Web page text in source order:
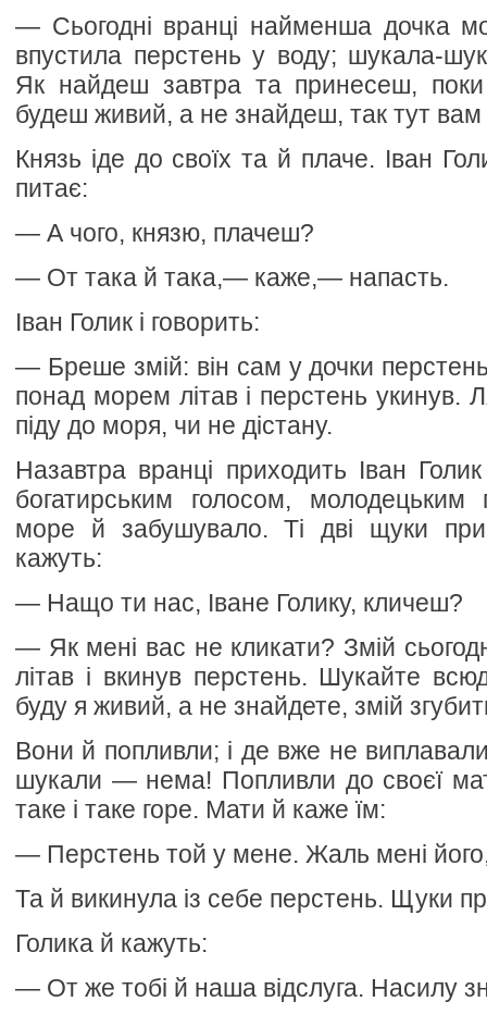
— Сьогодні вранці найменша дочка
впустила перстень у воду; шукала-
Як найдеш завтра та принесеш, поки
будеш живий, а не знайдеш, так тут вам
Князь іде до своїх та й плаче. Іван
питає:
— А чого, князю, плачеш?
— От така й така,— каже,— напасть.
Іван Голик і говорить:
— Бреше змій: він сам у дочки перстень
понад морем літав і перстень укинув.
піду до моря, чи не дістану.
Назавтра вранці приходить Іван
богатирським голосом,
море й забушувало. Ті дві щуки
кажуть:
— Нащо ти нас, Іване Голику, кличеш?
— Як мені вас не кликати? Змій
літав і вкинув перстень. Шукайте
буду я живий, а не знайдете, змій
Вони й попливли; і де вже не
шукали — нема! Попливли до своєї
таке і таке горе. Мати й каже їм:
— Перстень той у мене. Жаль мені
Та й викинула із себе перстень. Щуки
Голика й кажуть:
— От же тобі й наша відслуга. Насилу